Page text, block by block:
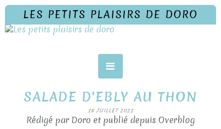
LES PETITS PLAISIRS DE DORO
SALADE D'EBLY AU THON
18 JUILLET 2022
Rédigé par Doro et publié depuis Overblog